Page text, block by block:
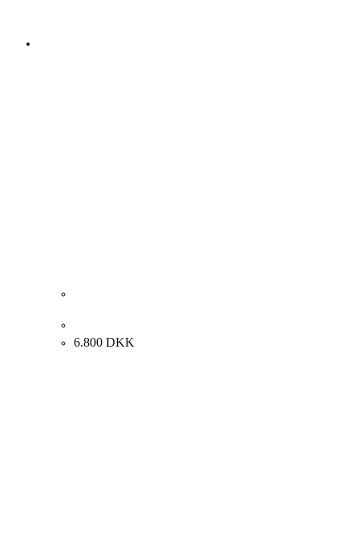
6.800 DKK